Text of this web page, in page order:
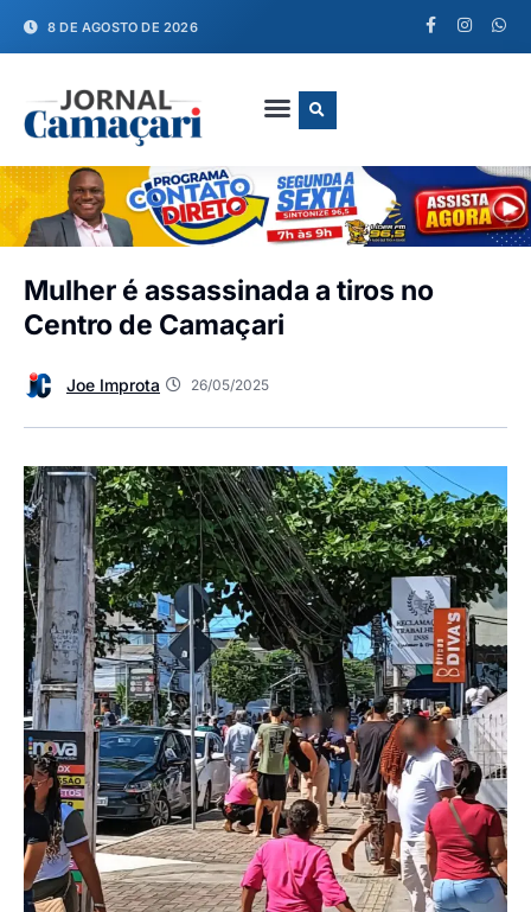
8 DE AGOSTO DE 2026
Mulher é assassinada a tiros no
Centro de Camaçari
Joe Improta 26/05/2025